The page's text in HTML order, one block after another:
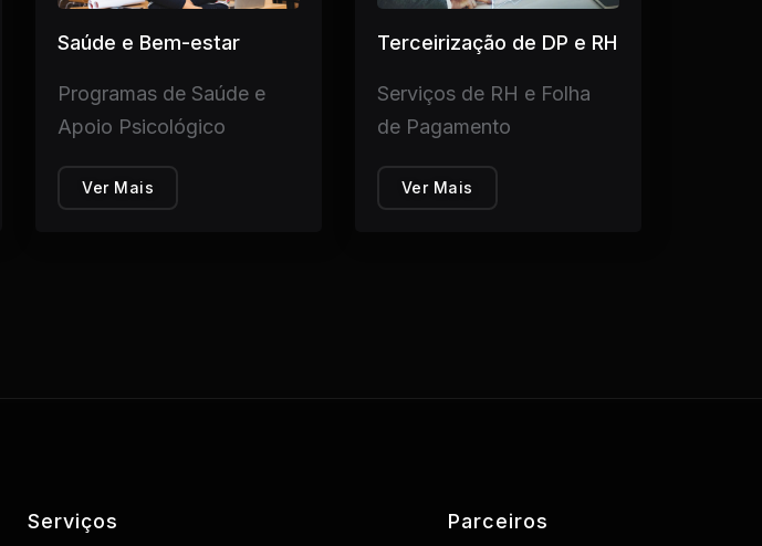
Saúde e Bem-estar
Programas de Saúde e
Apoio Psicológico
Ver Mais
Terceirização de DP e RH
Serviços de RH e Folha
de Pagamento
Ver Mais
Serviços Parceiros